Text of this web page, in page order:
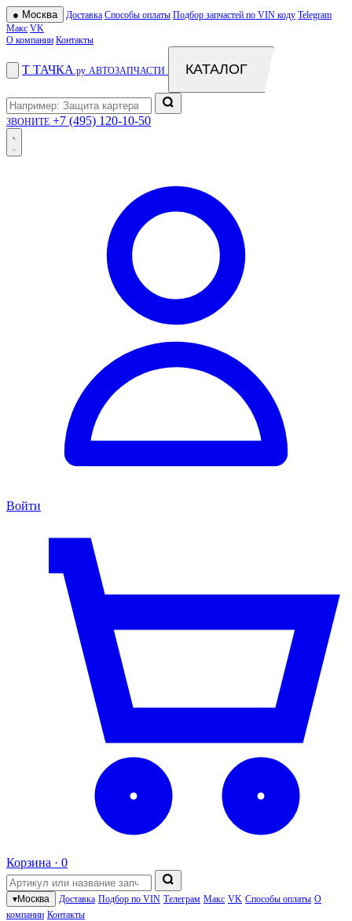
● Москва Доставка Способы оплаты Подбор запчастей по VIN коду Telegram
Макс VK
О компании Контакты
Т ТАЧКА .ру АВТОЗАПЧАСТИ КАТАЛОГ
ЗВОНИТЕ +7 (495) 120-10-50
Войти
Корзина · 0
▾Москва Доставка Подбор по VIN Телеграм Макс VK Способы оплаты О
компании Контакты